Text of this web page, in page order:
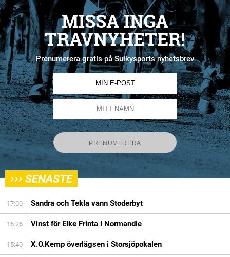
MISSA INGA
TRAVNYHETER!
Prenumerera gratis på Sulkysports nyhetsbrev
››› SENASTE
17:00 Sandra och Tekla vann Stoderbyt
16:26 Vinst för Elke Frinta i Normandie
15:40 X.O.Kemp överlägsen i Storsjöpokalen